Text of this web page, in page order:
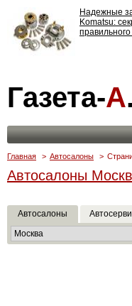
Надежные
Komatsu:
что нужно
Газета-А
Главная > Автосалоны >
Автосалоны
Автосалоны